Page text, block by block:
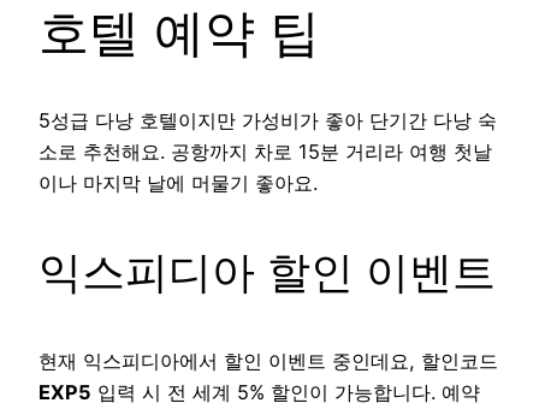
호텔 예약 팁
5성급 다낭 호텔이지만 가성비가 좋아 단기간 다낭 숙
소로 추천해요. 공항까지 차로 15분 거리라 여행 첫날
이나 마지막 날에 머물기 좋아요.
익스피디아 할인 이벤트
현재 익스피디아에서 할인 이벤트 중인데요, 할인코드
EXP5 입력 시 전 세계 5% 할인이 가능합니다. 예약